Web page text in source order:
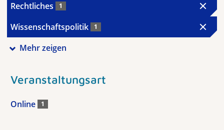
Rechtliches 1
Wissenschaftspolitik 1
Mehr zeigen
Veranstaltungsart
Online 1